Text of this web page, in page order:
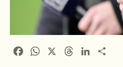
FacebookWhatsApp ThreadsLinkedIn